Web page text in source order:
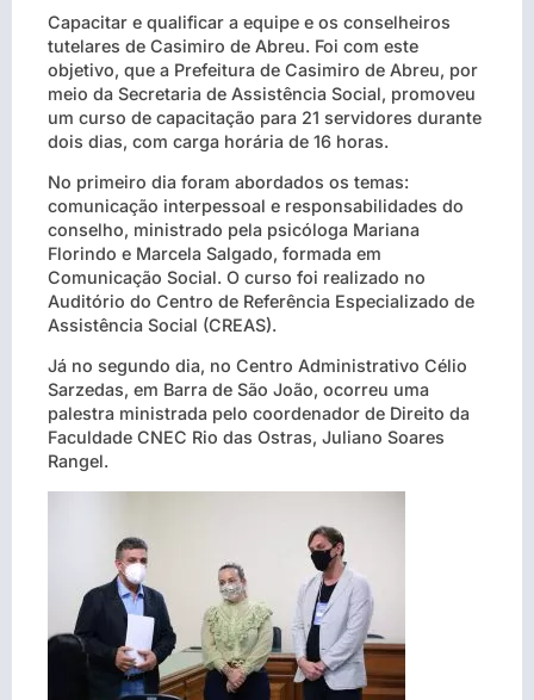
Capacitar e qualificar a equipe e os conselheiros
tutelares de Casimiro de Abreu. Foi com este
objetivo, que a Prefeitura de Casimiro de Abreu, por
meio da Secretaria de Assistência Social, promoveu
um curso de capacitação para 21 servidores durante
dois dias, com carga horária de 16 horas.
No primeiro dia foram abordados os temas:
comunicação interpessoal e responsabilidades do
conselho, ministrado pela psicóloga Mariana
Florindo e Marcela Salgado, formada em
Comunicação Social. O curso foi realizado no
Auditório do Centro de Referência Especializado de
Assistência Social (CREAS).
Já no segundo dia, no Centro Administrativo Célio
Sarzedas, em Barra de São João, ocorreu uma
palestra ministrada pelo coordenador de Direito da
Faculdade CNEC Rio das Ostras, Juliano Soares
Rangel.